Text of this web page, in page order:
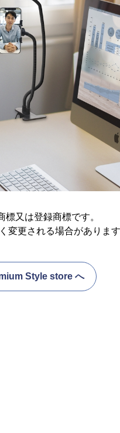
又は登録商標です。
変更される場合がありま
Style store へ